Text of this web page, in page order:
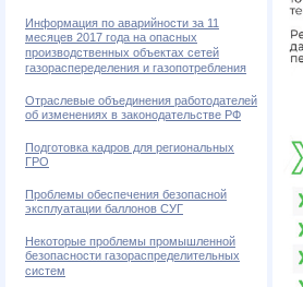
Информация по аварийности за 11
месяцев 2017 года на опасных
производственных объектах сетей
газораспеределения и газопотребления
Отраслевые объединения работодателей
об изменениях в законодательстве РФ
Подготовка кадров для региональных
ГРО
Проблемы обеспечения безопасной
эксплуатации баллонов СУГ
Некоторые проблемы промышленной
безопасности газораспределительных
систем